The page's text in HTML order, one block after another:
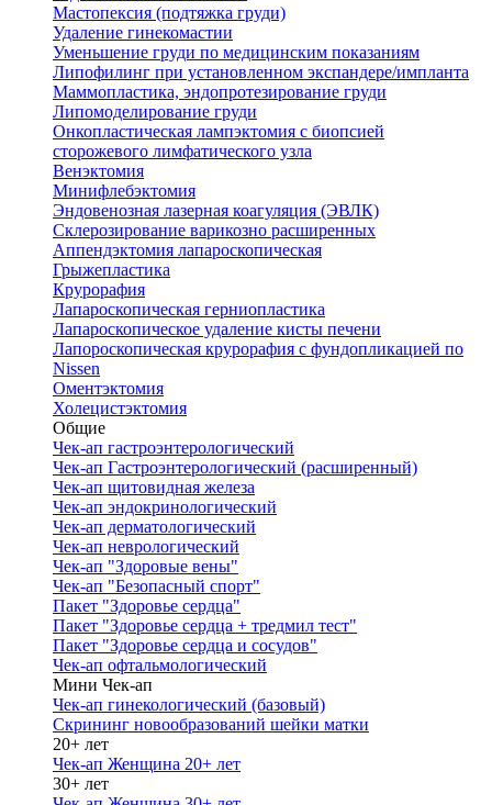
Мастопексия (подтяжка груди)
Удаление гинекомастии
Уменьшение груди по медицинским показаниям
Липофилинг при установленном экспандере/импланта
Маммопластика, эндопротезирование груди
Липомоделирование груди
Онкопластическая лампэктомия с биопсией
сторожевого лимфатического узла
Венэктомия
Минифлебэктомия
Эндовенозная лазерная коагуляция (ЭВЛК)
Склерозирование варикозно расширенных
Аппендэктомия лапароскопическая
Грыжепластика
Крурорафия
Лапароскопическая герниопластика
Лапароскопическое удаление кисты печени
Лапороскопическая крурорафия с фундопликацией по
Nissen
Оментэктомия
Холецистэктомия
Общие
Чек-ап гастроэнтерологический
Чек-ап Гастроэнтерологический (расширенный)
Чек-ап щитовидная железа
Чек-ап эндокринологический
Чек-ап дерматологический
Чек-ап неврологический
Чек-ап "Здоровые вены"
Чек-ап "Безопасный спорт"
Пакет "Здоровье сердца"
Пакет "Здоровье сердца + тредмил тест"
Пакет "Здоровье сердца и сосудов"
Чек-ап офтальмологический
Мини Чек-ап
Чек-ап гинекологический (базовый)
Скрининг новообразований шейки матки
20+ лет
Чек-ап Женщина 20+ лет
30+ лет